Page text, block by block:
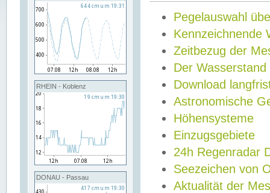
RHEIN - Koblenz
DONAU - Passau
Pegelauswahl
Kennzeichnende
Zeitbezug der
Der Wasserstand
Download
Astronomische
Höhensysteme
Einzugsgebiete
24h Regenradar
Seezeichen von
Aktualität der